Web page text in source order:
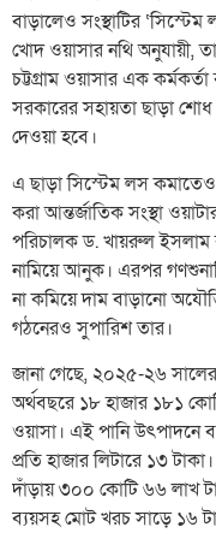
বাড়ালেও সংস্থাটির
খোদ ওয়াসার নথি অনুযায়ী,
চট্টগ্রাম ওয়াসার এক
সরকারের সহায়তা ছাড়া শোধ
দেওয়া হবে।
এ ছাড়া সিস্টেম লস কমাতেও
করা আন্তর্জাতিক সংস্থা
পরিচালক ড. খায়রুল ইসলাম
নামিয়ে আনুক। এরপর
না কমিয়ে দাম বাড়ানো
গঠনেরও সুপারিশ তার।
জানা গেছে, ২০২৫-২৬
অর্থবছরে ১৮ হাজার ১৮১
ওয়াসা। এই পানি উৎপাদনে
প্রতি হাজার লিটারে ১৩
দাঁড়ায় ৩০০ কোটি ৬৬ লাখ
ব্যয়সহ মোট খরচ সাড়ে ১৬